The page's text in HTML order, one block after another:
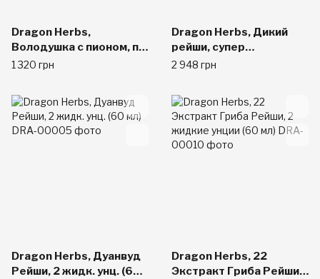
Dragon Herbs,
Володушка с пионом, по
500 мг, 100 капсул на
1 320 грн
Dragon Herbs, Дикий
рейши, супер
эффективный
унции (60 мл)
2 948 грн
Dragon Herbs, Дуанвуд
Рейши, 2 жидк. унц. (60
Dragon Herbs, 22
Экстракт Гриба Рейши,